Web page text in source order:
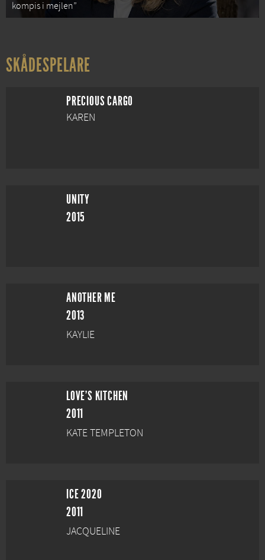
kompis i mejlen”
SKÅDESPELARE
PRECIOUS CARGO
KAREN
UNITY
2015
ANOTHER ME
2013
KAYLIE
LOVE'S KITCHEN
2011
KATE TEMPLETON
ICE 2020
2011
JACQUELINE